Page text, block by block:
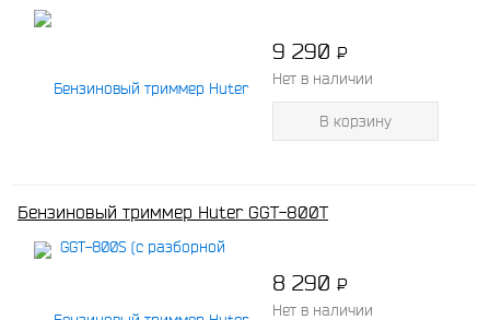
9 290 P
-
Нет в наличии
В корзину
Бензиновый триммер Huter GGT-800Т
8 290 P
-
Нет в наличии